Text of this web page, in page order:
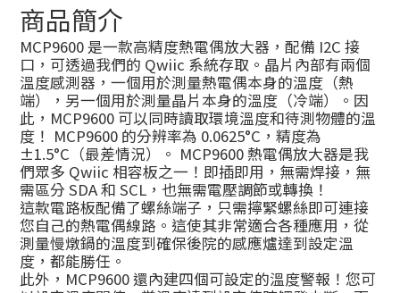
商品簡介
MCP9600 是一款高精度熱電偶放大器，配備 I2C 接
口，可透過我們的 Qwiic 系統存取。晶片內部有兩個
溫度感測器，一個用於測量熱電偶本身的溫度（熱
端），另一個用於測量晶片本身的溫度（冷端）。因
此，MCP9600 可以同時讀取環境溫度和待測物體的溫
度！ MCP9600 的分辨率為 0.0625°C，精度為
±1.5°C（最差情況）。 MCP9600 熱電偶放大器是我
們眾多 Qwiic 相容板之一！即插即用，無需焊接，無
需區分 SDA 和 SCL，也無需電壓調節或轉換！
這款電路板配備了螺絲端子，只需擰緊螺絲即可連接
您自己的熱電偶線路。這使其非常適合各種應用，從
測量慢燉鍋的溫度到確保後院的感應爐達到設定溫
度，都能勝任。
此外，MCP9600 還內建四個可設定的溫度警報！您可